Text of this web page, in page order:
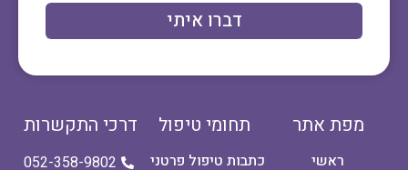
מפת אתר
ראשי
תחומי טיפול
כתבות טיפול פרטני
דרכי התקשרות
052-358-9802
דברו איתי